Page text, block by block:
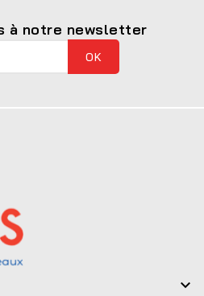
à notre newsletter
